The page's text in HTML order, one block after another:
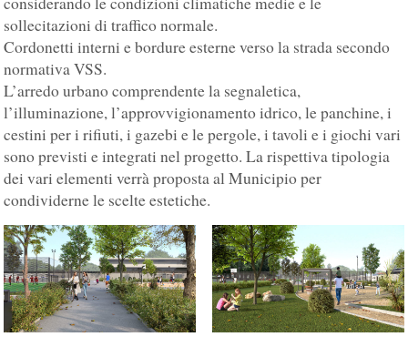
sollecitazioni di traffico normale.
Cordonetti interni e bordure esterne verso la strada secondo
normativa VSS.
L’arredo urbano comprendente la segnaletica,
l’illuminazione, l’approvvigionamento idrico, le panchine, i
cestini per i rifiuti, i gazebi e le pergole, i tavoli e i giochi vari
sono previsti e integrati nel progetto. La rispettiva tipologia
dei vari elementi verrà proposta al Municipio per
condividerne le scelte estetiche.